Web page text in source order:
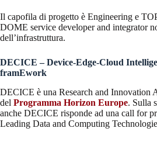
Il capofila di progetto è Engineering e
DOME service developer and integrator
dell’infrastruttura.
DECICE – Device-Edge-Cloud
framEwork
DECICE è una Research and Innovation
del Programma Horizon Europe. Sulla
anche DECICE risponde ad una call for
Leading Data and Computing